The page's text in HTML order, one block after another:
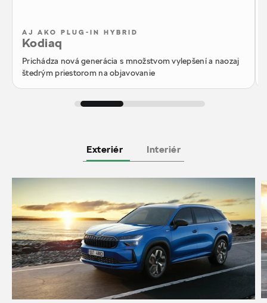
AJ AKO PLUG-IN HYBRID
Kodiaq
Prichádza nová generácia s množstvom vylepšení a naozaj
štedrým priestorom na objavovanie
Exteriér Interiér